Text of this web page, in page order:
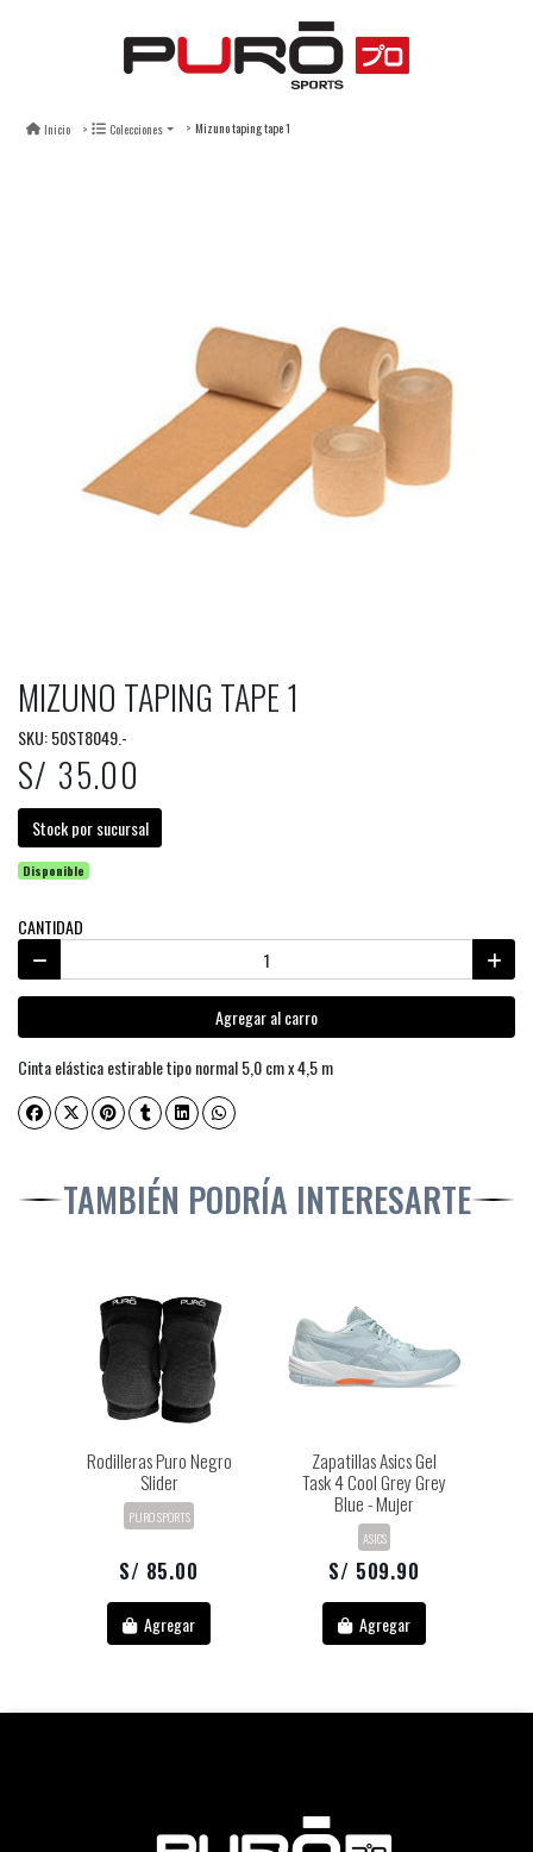
Inicio Colecciones Mizuno taping tape 1
MIZUNO TAPING TAPE 1
SKU: 50ST8049.-
S/ 35.00
Stock por sucursal
Disponible
CANTIDAD
Agregar al carro
Cinta elástica estirable tipo normal 5,0 cm x 4,5 m
TAMBIÉN PODRÍA INTERESARTE
Rodilleras Puro Negro
Slider
PURO SPORTS
S/ 85.00
Agregar
Zapatillas Asics Gel
Task 4 Cool Grey Grey
Blue - Mujer
ASICS
S/ 509.90
Agregar